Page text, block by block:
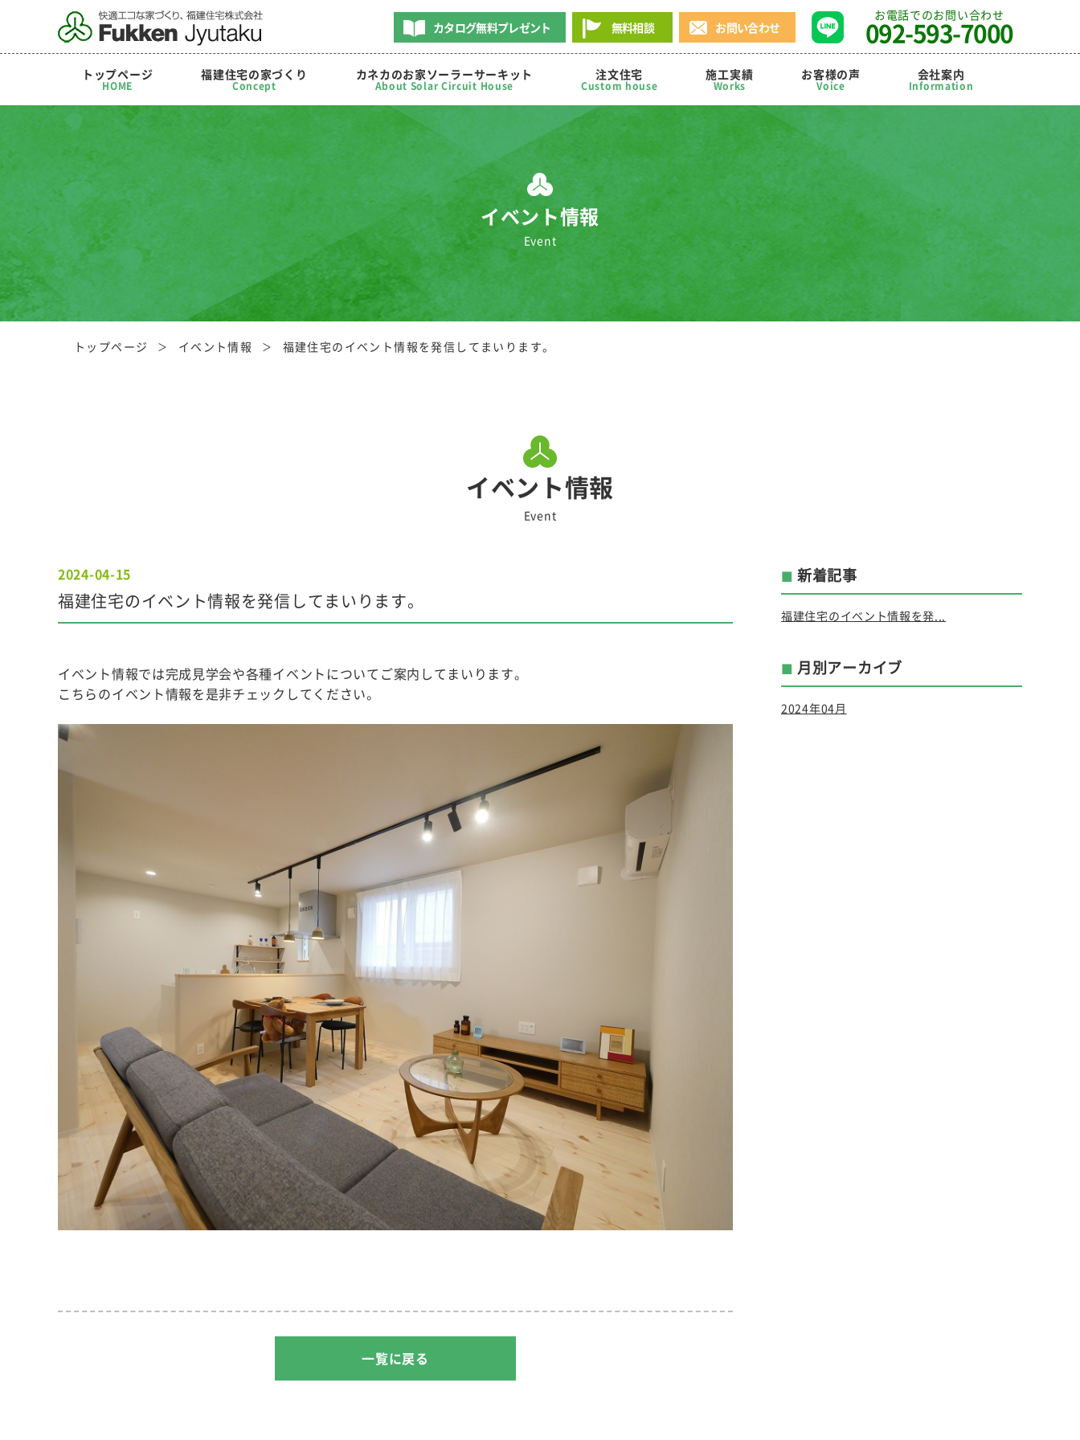
カタログ無料プレゼント 無料相談 お問い合わせ
お電話でのお問い合わせ
092-593-7000
トップページ
HOME
福建住宅の家づくり
Concept
カネカのお家ソーラーサーキット
About Solar Circuit House
注文住宅
Custom house
施工実績
Works
お客様の声
Voice
会社案内
Information
イベント情報
Event
トップページ イベント情報 福建住宅のイベント情報を発信してまいります。
イベント情報
Event
2024-04-15
福建住宅のイベント情報を発信してまいります。
イベント情報では完成見学会や各種イベントについてご案内してまいります。
こちらのイベント情報を是非チェックしてください。
一覧に戻る
新着記事
福建住宅のイベント情報を発...
月別アーカイブ
2024年04月